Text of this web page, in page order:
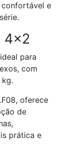
confortável e
4×2
para
com
oferece
de
prática e